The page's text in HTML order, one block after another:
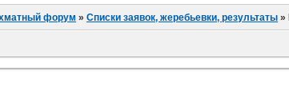
форум »Списки заявок, жеребьевки, результаты »